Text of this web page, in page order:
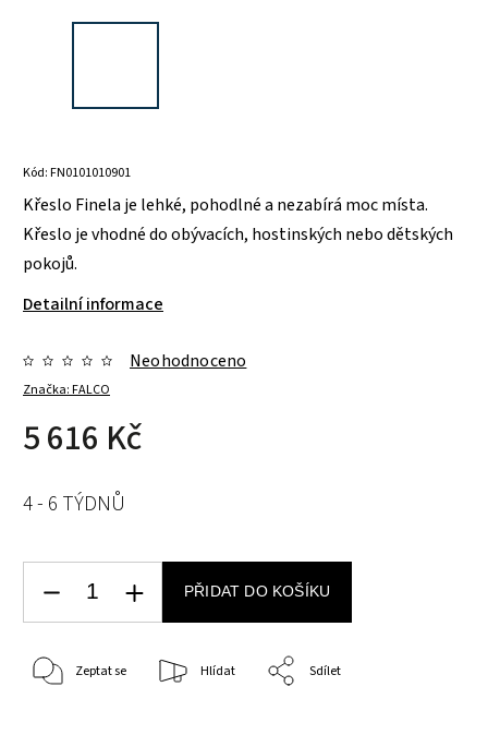
Kód:FN0101010901
Křeslo Finela je lehké, pohodlné a nezabírá moc místa.
Křeslo je vhodné do obývacích, hostinských nebo dětských
pokojů.
Detailní informace
Značka:FALCO
Neohodnoceno
5 616 Kč
4 - 6 TÝDNŮ
PŘIDAT DO KOŠÍKU
Zeptat se Hlídat Sdílet